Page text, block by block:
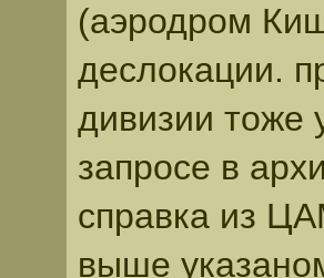
(аэродром
деслокации.
дивизии тоже
запросе в
справка из
выше